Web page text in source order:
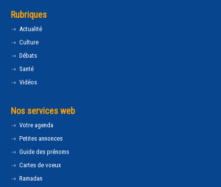
Rubriques
Actualité
Culture
Débats
Santé
Vidéos
Nos services web
Votre agenda
Petites annonces
Guide des prénoms
Cartes de voeux
Ramadan